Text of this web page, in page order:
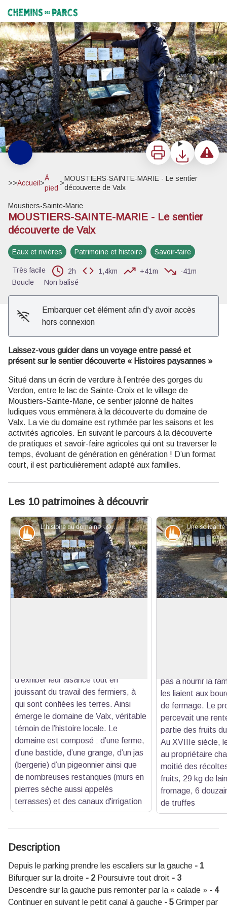
Chemins des Parcs
ImprimerTéléchargerSignaler
>>Accueil >
À
pied
>
MOUSTIERS-SAINTE-MARIE - Le sentier
découverte de Valx
Moustiers-Sainte-Marie
MOUSTIERS-SAINTE-MARIE - Le sentier
découverte de Valx
Eaux et rivières Patrimoine et histoire Savoir-faire
Très facile 2h 1,4km +41m
-41m
Boucle
Non balisé
Embarquer cet élément afin d'y avoir accès
hors connexion
Laissez-vous guider dans un voyage entre passé et
présent sur le sentier découverte « Histoires paysannes »
Situé dans un écrin de verdure à l’entrée des gorges du
Verdon, entre le lac de Sainte-Croix et le village de
Moustiers-Sainte-Marie, ce sentier jalonné de haltes
ludiques vous emmènera à la découverte du domaine de
Valx. La vie du domaine est rythmée par les saisons et les
activités agricoles. En suivant le parcours à la découverte
de pratiques et savoir-faire agricoles qui ont su traverser le
temps, évoluant de génération en génération ! D’un format
court, il est particulièrement adapté aux familles.
Les 10 patrimoines à découvrir
L'histoire du domaine - ©Stefano Blanc - PNR Verdon
Patrimoine et histoire
d’exhiber leur aisance tout en
jouissant du travail des fermiers, à
qui sont confiées les terres. Ainsi
émerge le domaine de Valx, véritable
témoin de l’histoire locale. Le
domaine est composé : d’une ferme,
d’une bastide, d’une grange, d’un jas
(bergerie) d’un pigeonnier ainsi que
de nombreuses restanques (murs en
pierres sèche aussi appelés
terrasses) et des canaux d'irrigation
Patrimoine
pas à nourrir la
les liaient aux
de fermage. Le
percevait une
partie des fruits
Au XVIIIe siècle,
au propriétaire
moitié des
fruits, 29 kg de
fromage, 6
de truffes
Description
Depuis le parking prendre les escaliers sur la gauche - 1
Bifurquer sur la droite - 2 Poursuivre tout droit - 3
Descendre sur la gauche puis remonter par la « calade » - 4
Continuer en suivant le petit canal à gauche - 5 Grimper par